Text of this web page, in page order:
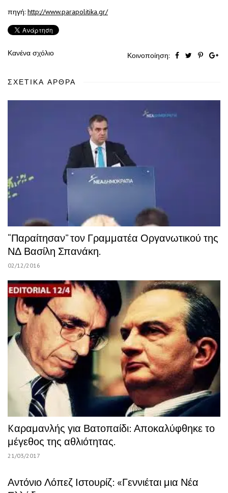
πηγή: http://www.parapolitika.gr/
Κανένα σχόλιο Κοινοποίηση:
ΣΧΕΤΙΚΆ ΆΡΘΡΑ
“Παραίτησαν” τον Γραμματέα Οργανωτικού της
ΝΔ Βασίλη Σπανάκη.
02/12/2016
Kαραμανλής για Βατοπαίδι: Αποκαλύφθηκε το
μέγεθος της αθλιότητας.
21/03/2017
Αντόνιο Λόπεζ Ιστουρίζ: «Γεννιέται μια Νέα